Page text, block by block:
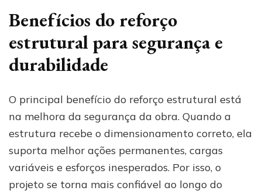
Benefícios do reforço
estrutural para segurança e
durabilidade
O principal benefício do reforço estrutural está
na melhora da segurança da obra. Quando a
estrutura recebe o dimensionamento correto, ela
suporta melhor ações permanentes, cargas
variáveis e esforços inesperados. Por isso, o
projeto se torna mais confiável ao longo do